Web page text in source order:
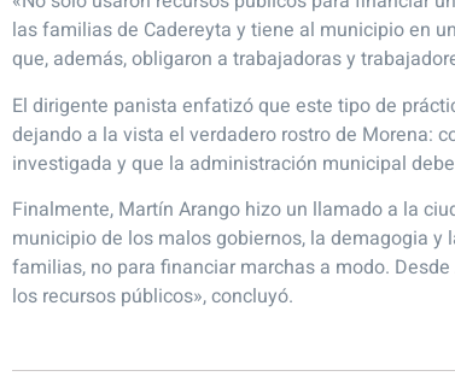
las familias de Cadereyta y tiene al municipio en
que, además, obligaron a trabajadoras y
El dirigente panista enfatizó que este tipo de
dejando a la vista el verdadero rostro de Morena:
investigada y que la administración municipal
Finalmente, Martín Arango hizo un llamado a la
municipio de los malos gobiernos, la demagogia
familias, no para financiar marchas a modo.
los recursos públicos», concluyó.